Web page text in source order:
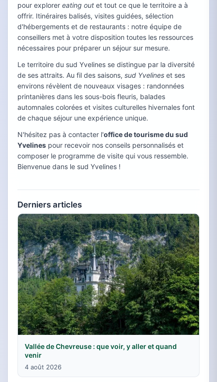
pour explorer eating out et tout ce que le territoire a à
offrir. Itinéraires balisés, visites guidées, sélection
d'hébergements et de restaurants : notre équipe de
conseillers met à votre disposition toutes les ressources
nécessaires pour préparer un séjour sur mesure.
Le territoire du sud Yvelines se distingue par la diversité
de ses attraits. Au fil des saisons, sud Yvelines et ses
environs révèlent de nouveaux visages : randonnées
printanières dans les sous-bois fleuris, balades
automnales colorées et visites culturelles hivernales font
de chaque séjour une expérience unique.
N'hésitez pas à contacter l'office de tourisme du sud
Yvelines pour recevoir nos conseils personnalisés et
composer le programme de visite qui vous ressemble.
Bienvenue dans le sud Yvelines !
Derniers articles
Vallée de Chevreuse : que voir, y aller et quand
venir
4 août 2026